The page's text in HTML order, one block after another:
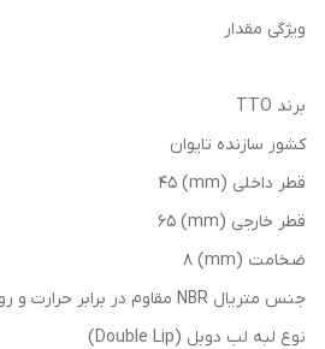
ویژگی مقدار
برند TTO
کشور سازنده تایوان
قطر داخلی (mm) 45
قطر خارجی (mm) 65
ضخامت (mm) 8
جنس متریال NBR مقاوم در برابر حرارت و روغن
نوع لبه لب دوبل (Double Lip)